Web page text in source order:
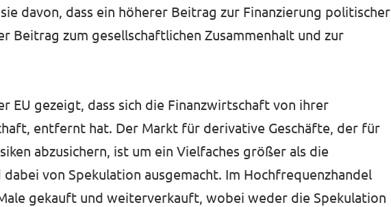
davon, dass ein höherer Beitrag zur Finanzierung politischer
Beitrag zum gesellschaftlichen Zusammenhalt und zur
EU gezeigt, dass sich die Finanzwirtschaft von ihrer
entfernt hat. Der Markt für derivative Geschäfte, der für
abzusichern, ist um ein Vielfaches größer als die
von Spekulation ausgemacht. Im Hochfrequenzhandel
gekauft und weiterverkauft, wobei weder die Spekulation